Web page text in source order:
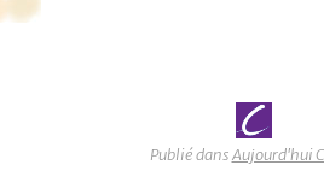
Publié dansAujourd'hui